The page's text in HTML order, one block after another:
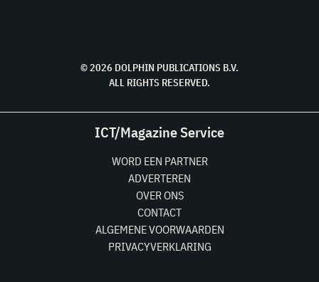
© 2026 DOLPHIN PUBLICATIONS B.V.
ALL RIGHTS RESERVED.
ICT/Magazine Service
WORD EEN PARTNER
ADVERTEREN
OVER ONS
CONTACT
ALGEMENE VOORWAARDEN
PRIVACYVERKLARING